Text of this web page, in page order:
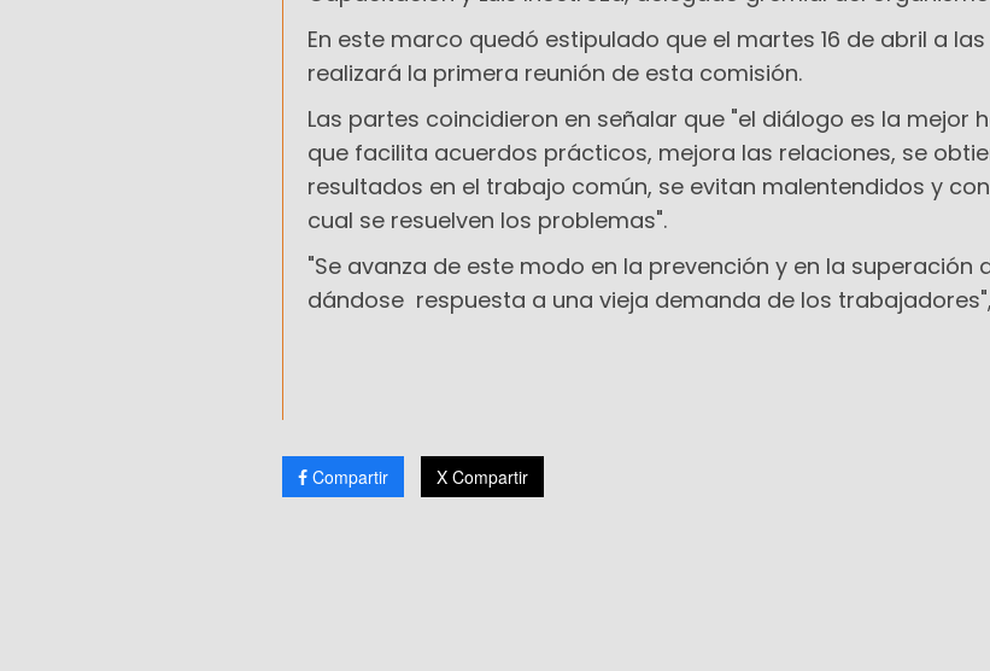
En este marco quedó estipulado que el martes 16 de abril a las
realizará la primera reunión de esta comisión.
Las partes coincidieron en señalar que "el diálogo es la mejor
que facilita acuerdos prácticos, mejora las relaciones, se
resultados en el trabajo común, se evitan malentendidos y
cual se resuelven los problemas".
"Se avanza de este modo en la prevención y en la superación
dándose respuesta a una vieja demanda de los
Compartir X Compartir